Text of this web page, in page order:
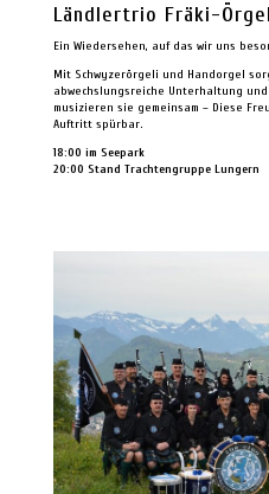
Ländlertrio Fräki-
Ein Wiedersehen, auf das wir uns
Mit Schwyzerörgeli und Handorgel
abwechslungsreiche Unterhaltung
musizieren sie gemeinsam – Diese
Auftritt spürbar.
18:00 im Seepark
20:00 Stand Trachtengruppe Lungern